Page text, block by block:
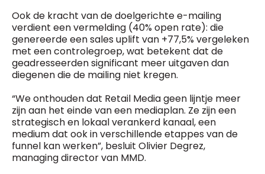
Ook de kracht van de doelgerichte e-mailing
verdient een vermelding (40% open rate): die
genereerde een sales uplift van +77,5% vergeleken
met een controlegroep, wat betekent dat de
geadresseerden significant meer uitgaven dan
diegenen die de mailing niet kregen.
“We onthouden dat Retail Media geen lijntje meer
zijn aan het einde van een mediaplan. Ze zijn een
strategisch en lokaal verankerd kanaal, een
medium dat ook in verschillende etappes van de
funnel kan werken”, besluit Olivier Degrez,
managing director van MMD.